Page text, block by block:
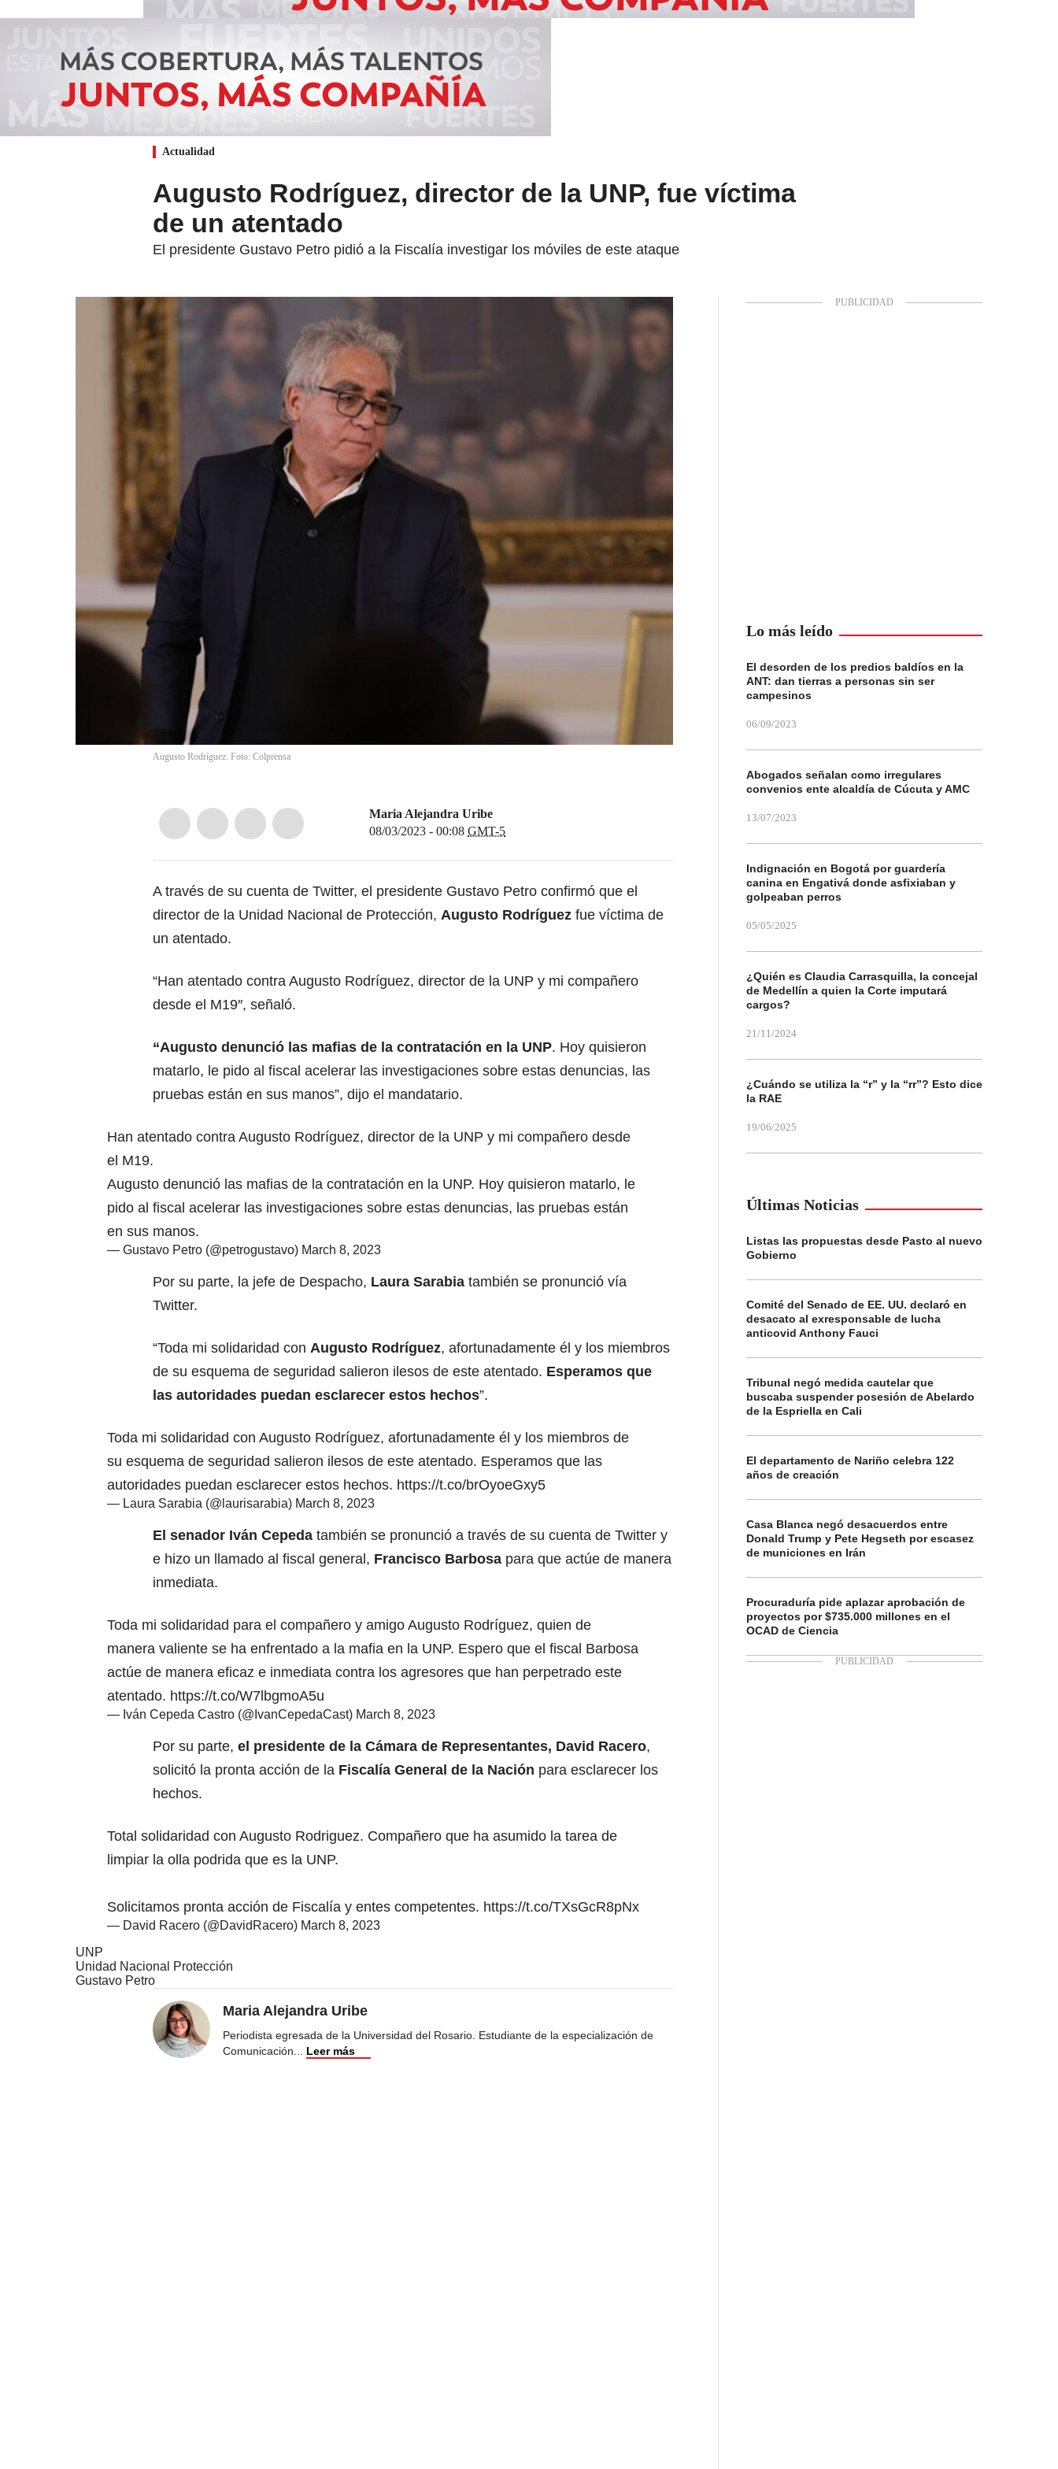
Actualidad
Augusto Rodríguez, director de la UNP, fue víctima
de un atentado
El presidente Gustavo Petro pidió a la Fiscalía investigar los móviles de este ataque
Augusto Rodríguez. Foto: Colprensa
Maria Alejandra Uribe
08/03/2023 - 00:08 GMT-5
A través de su cuenta de Twitter, el presidente Gustavo Petro confirmó que el
director de la Unidad Nacional de Protección, Augusto Rodríguez fue víctima de
un atentado.
“Han atentado contra Augusto Rodríguez, director de la UNP y mi compañero
desde el M19″, señaló.
“Augusto denunció las mafias de la contratación en la UNP. Hoy quisieron
matarlo, le pido al fiscal acelerar las investigaciones sobre estas denuncias, las
pruebas están en sus manos”, dijo el mandatario.
Han atentado contra Augusto Rodríguez, director de la UNP y mi compañero desde
el M19.
Augusto denunció las mafias de la contratación en la UNP. Hoy quisieron matarlo, le
pido al fiscal acelerar las investigaciones sobre estas denuncias, las pruebas están
en sus manos.
— Gustavo Petro (@petrogustavo) March 8, 2023
Por su parte, la jefe de Despacho, Laura Sarabia también se pronunció vía
Twitter.
“Toda mi solidaridad con Augusto Rodríguez, afortunadamente él y los miembros
de su esquema de seguridad salieron ilesos de este atentado. Esperamos que
las autoridades puedan esclarecer estos hechos”.
Toda mi solidaridad con Augusto Rodríguez, afortunadamente él y los miembros de
su esquema de seguridad salieron ilesos de este atentado. Esperamos que las
autoridades puedan esclarecer estos hechos. https://t.co/brOyoeGxy5
— Laura Sarabia (@laurisarabia) March 8, 2023
El senador Iván Cepeda también se pronunció a través de su cuenta de Twitter y
e hizo un llamado al fiscal general, Francisco Barbosa para que actúe de manera
inmediata.
Toda mi solidaridad para el compañero y amigo Augusto Rodríguez, quien de
manera valiente se ha enfrentado a la mafia en la UNP. Espero que el fiscal Barbosa
actúe de manera eficaz e inmediata contra los agresores que han perpetrado este
atentado. https://t.co/W7lbgmoA5u
— Iván Cepeda Castro (@IvanCepedaCast) March 8, 2023
Por su parte, el presidente de la Cámara de Representantes, David Racero,
solicitó la pronta acción de la Fiscalía General de la Nación para esclarecer los
hechos.
Total solidaridad con Augusto Rodriguez. Compañero que ha asumido la tarea de
limpiar la olla podrida que es la UNP.
Solicitamos pronta acción de Fiscalía y entes competentes. https://t.co/TXsGcR8pNx
— David Racero (@DavidRacero) March 8, 2023
UNP
Unidad Nacional Protección
Gustavo Petro
Maria Alejandra Uribe
Periodista egresada de la Universidad del Rosario. Estudiante de la especialización de
Comunicación... Leer más
Lo más leído
El desorden de los predios baldíos en la
ANT: dan tierras a personas sin ser
campesinos
06/09/2023
Abogados señalan como irregulares
convenios ente alcaldía de Cúcuta y AMC
13/07/2023
Indignación en Bogotá por guardería
canina en Engativá donde asfixiaban y
golpeaban perros
05/05/2025
¿Quién es Claudia Carrasquilla, la concejal
de Medellín a quien la Corte imputará
cargos?
21/11/2024
¿Cuándo se utiliza la “r” y la “rr”? Esto dice
la RAE
19/06/2025
Últimas Noticias
Listas las propuestas desde Pasto al nuevo
Gobierno
Comité del Senado de EE. UU. declaró en
desacato al exresponsable de lucha
anticovid Anthony Fauci
Tribunal negó medida cautelar que
buscaba suspender posesión de Abelardo
de la Espriella en Cali
El departamento de Nariño celebra 122
años de creación
Casa Blanca negó desacuerdos entre
Donald Trump y Pete Hegseth por escasez
de municiones en Irán
Procuraduría pide aplazar aprobación de
proyectos por $735.000 millones en el
OCAD de Ciencia